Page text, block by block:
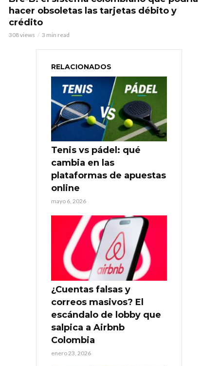
hacer obsoletas las tarjetas débito y
crédito
308 views 3 min read
RELACIONADOS
Tenis vs pádel: qué
cambia en las
plataformas de apuestas
online
mayo 6, 2026
¿Cuentas falsas y
correos masivos? El
escándalo de lobby que
salpica a Airbnb
Colombia
enero 23, 2026